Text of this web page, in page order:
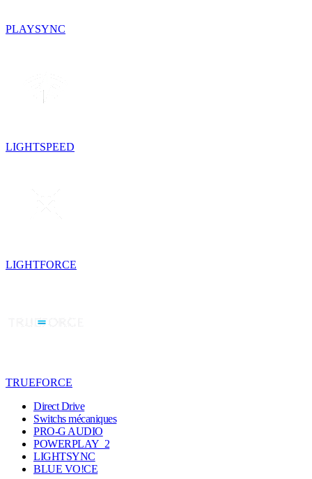
PLAYSYNC
LIGHTSPEED
LIGHTFORCE
TRUEFORCE
Direct Drive
Switchs mécaniques
PRO-G AUDIO
POWERPLAY 2
LIGHTSYNC
BLUE VO!CE